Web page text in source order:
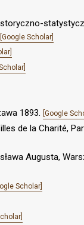
[Google Scholar]
1893. [Google
de la Charité,
Augusta,
Scholar]